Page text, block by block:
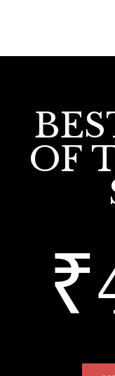
OF